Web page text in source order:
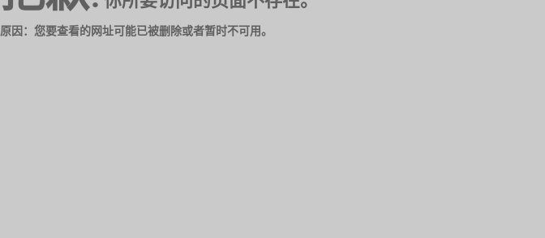
原因：您要查看的网址可能已被删除或者暂时不可用。